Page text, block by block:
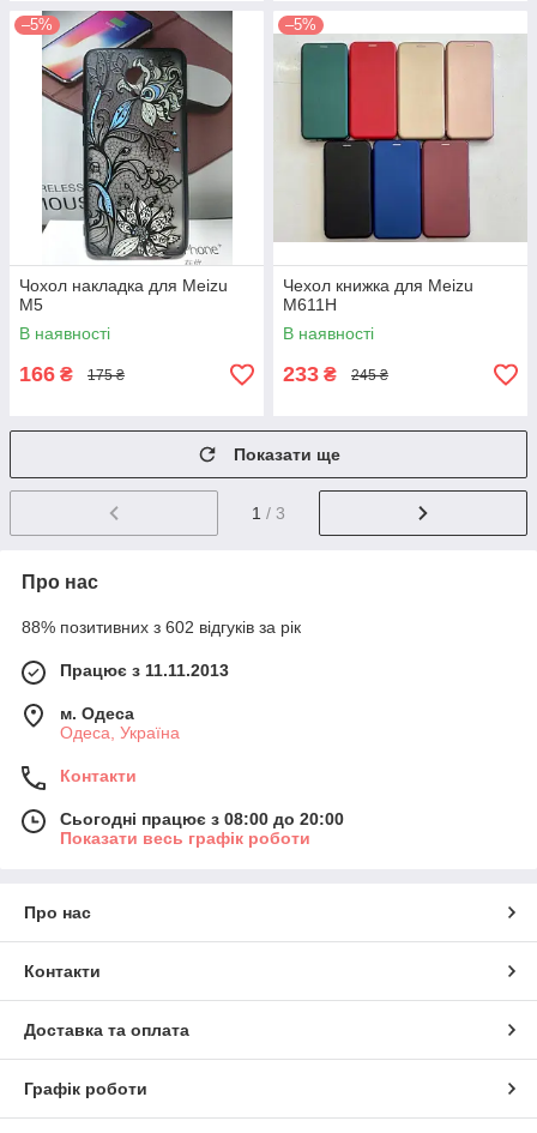
–5%
Чохол накладка для Meizu
M5
В наявності
166 ₴ 175 ₴
–5%
Чехол книжка для Meizu
M611H
В наявності
233 ₴ 245 ₴
Показати ще
1 / 3
Про нас
88% позитивних з 602 відгуків за рік
Працює з 11.11.2013
м. Одеса
Одеса, Україна
Контакти
Сьогодні працює з 08:00 до 20:00
Показати весь графік роботи
Про нас
Контакти
Доставка та оплата
Графік роботи